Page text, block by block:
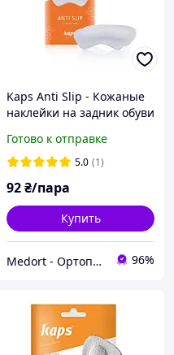
Kaps Anti Slip - Кожаные
наклейки на задник обуви
Готово к отправке
5.0 (1)
92₴/пара
Купить
Medort - Ортопедическая продукция, товары для здоровья 96%